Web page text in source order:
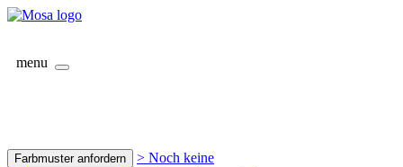
menu
Farbmuster anfordern
> Noch keine